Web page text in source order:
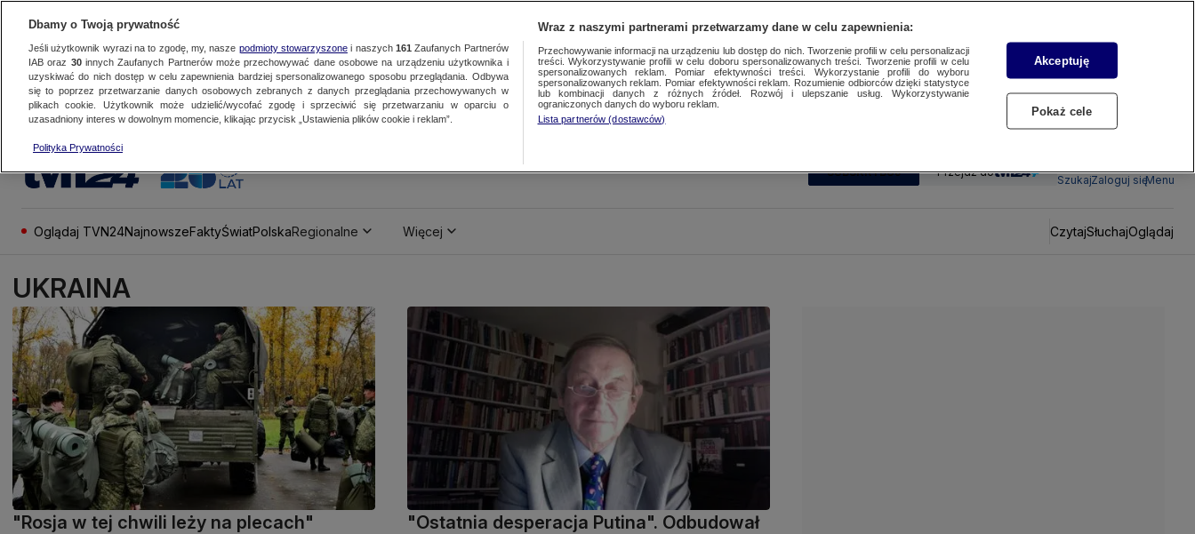
SUBSKRYBUJ Przejdź do
SzukajZaloguj sięMenu
Oglądaj TVN24NajnowszeFaktyŚwiatPolskaRegionalne Więcej CzytajSłuchajOglądaj
UKRAINA
"Rosja w tej chwili leży na plecach"
"Ostatnia desperacja Putina". Odbudował
Dbamy o Twoją prywatność
Jeśli użytkownik wyrazi na to zgodę, my, nasze podmioty stowarzyszonei naszych 161 Zaufanych Partnerów
IAB oraz 30innych Zaufanych Partnerów może przechowywać dane osobowe na urządzeniu użytkownika i
uzyskiwać do nich dostęp w celu zapewnienia bardziej spersonalizowanego sposobu przeglądania. Odbywa
się to poprzez przetwarzanie danych osobowych zebranych z danych przeglądania przechowywanych w
plikach cookie. Użytkownik może udzielić/wycofać zgodę i sprzeciwić się przetwarzaniu w oparciu o
uzasadniony interes w dowolnym momencie, klikając przycisk „Ustawienia plików cookie i reklam”.
Polityka Prywatności
Wraz z naszymi partnerami przetwarzamy dane w celu zapewnienia:
Przechowywanie informacji na urządzeniu lub dostęp do nich. Tworzenie profili w celu personalizacji
treści. Wykorzystywanie profili w celu doboru spersonalizowanych treści. Tworzenie profili w celu
spersonalizowanych reklam. Pomiar efektywności treści. Wykorzystanie profili do wyboru
spersonalizowanych reklam. Pomiar efektywności reklam. Rozumienie odbiorców dzięki statystyce
lub kombinacji danych z różnych źródeł. Rozwój i ulepszanie usług. Wykorzystywanie
ograniczonych danych do wyboru reklam.
Lista partnerów (dostawców)
Akceptuję
Pokaż cele